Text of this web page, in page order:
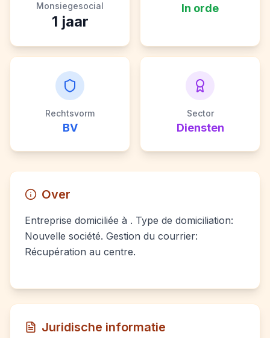
Monsiegesocial
1 jaar
In orde
Rechtsvorm
BV
Sector
Diensten
Over
Entreprise domiciliée à . Type de domiciliation:
Nouvelle société. Gestion du courrier:
Récupération au centre.
Juridische informatie